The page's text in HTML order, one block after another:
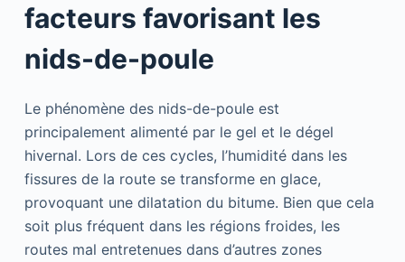
facteurs favorisant les
nids-de-poule
Le phénomène des nids-de-poule est
principalement alimenté par le gel et le dégel
hivernal. Lors de ces cycles, l’humidité dans les
fissures de la route se transforme en glace,
provoquant une dilatation du bitume. Bien que cela
soit plus fréquent dans les régions froides, les
routes mal entretenues dans d’autres zones